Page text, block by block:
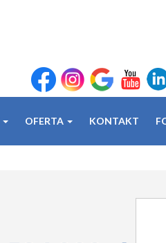
OFERTA KONTAKT